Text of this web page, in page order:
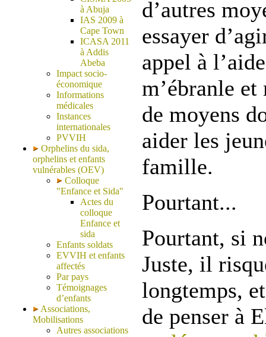
à Abuja
IAS 2009 à
Cape Town
ICASA 2011
à Addis
Abeba
Impact socio-
économique
Informations
médicales
Instances
internationales
PVVIH
Orphelins du sida,
orphelins et enfants
vulnérables (OEV)
Colloque
"Enfance et Sida"
Actes du
colloque
Enfance et
sida
Enfants soldats
EVVIH et enfants
affectés
Par pays
Témoignages
d’enfants
Associations,
Mobilisations
Autres associations
d’autres
essayer
appel à
m’ébranle et
de moyens
aider les
famille.
Pourtant...
Pourtant, si
Juste, il
longtemps,
de penser à